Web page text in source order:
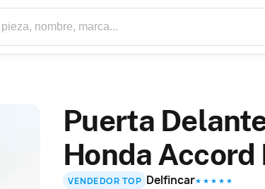
Puerta
Honda Accord
VENDEDOR TOP Delfincar★ ★ ★ ★ ★